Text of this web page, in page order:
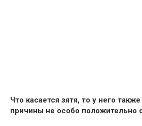
Что касается зятя, то у него
причины не особо положительно